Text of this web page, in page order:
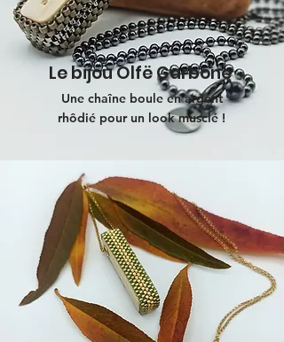
Le bijou Olfë Carbone
Une chaîne boule en argent
rhôdié pour un look musclé !